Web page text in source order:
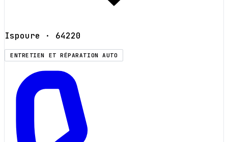
Ispoure · 64220
ENTRETIEN ET RÉPARATION AUTO